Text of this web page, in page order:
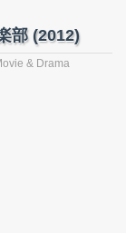
部 (2012)
& Drama